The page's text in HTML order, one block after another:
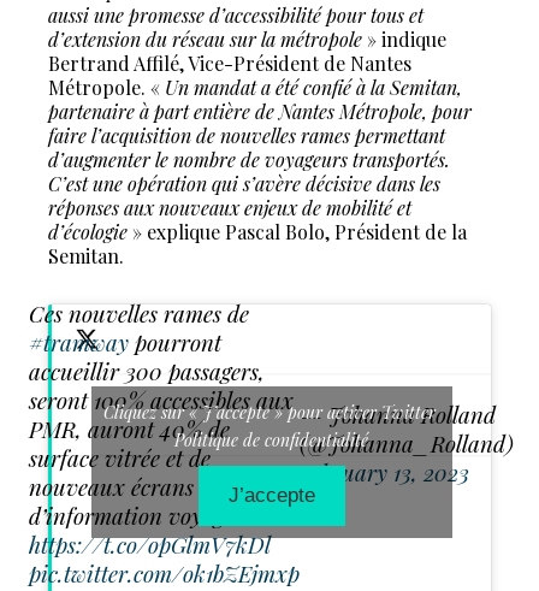
aussi une promesse d’accessibilité pour tous et
d’extension du réseau sur la métropole » indique
Bertrand Affilé, Vice-Président de Nantes
Métropole. « Un mandat a été confié à la Semitan,
partenaire à part entière de Nantes Métropole, pour
faire l’acquisition de nouvelles rames permettant
d’augmenter le nombre de voyageurs transportés.
C’est une opération qui s’avère décisive dans les
réponses aux nouveaux enjeux de mobilité et
d’écologie » explique Pascal Bolo, Président de la
Semitan.
Ces nouvelles rames de
#tramway pourront
accueillir 300 passagers,
seront 100% accessibles aux
PMR, auront 40% de
surface vitrée et de
nouveaux écrans digitaux
d’information voyageur.
https://t.co/opGlmV7kDl
pic.twitter.com/ok1bZEjmxp
— Johanna Rolland
(@Johanna_Rolland)
February 13, 2023
Cliquez sur « J’accepte » pour activer Twitter
Politique de confidentialité
J’accepte